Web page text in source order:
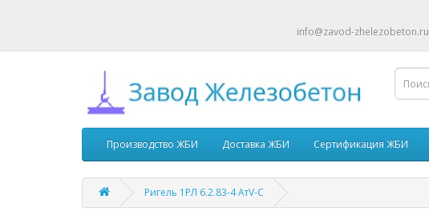
info@zavod-zhelezobeton.ru
Производство ЖБИ Доставка ЖБИ Сертификация ЖБИ
Ригель 1РЛ 6.2.83-4 АтV-С